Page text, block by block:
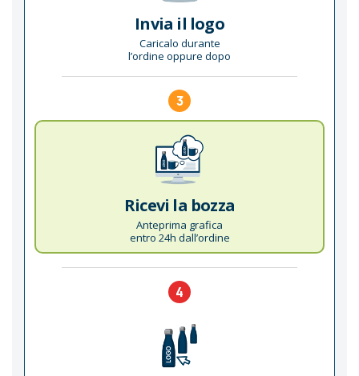
Invia il logo
Caricalo durante
l’ordine oppure dopo
3
Ricevi la bozza
Anteprima grafica
entro 24h dall’ordine
4